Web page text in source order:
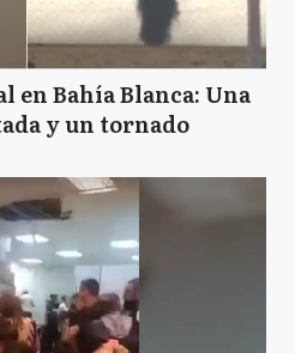
en Bahía Blanca: Una
y un tornado